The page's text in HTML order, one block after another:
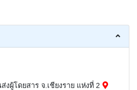
งผู้โดยสาร จ.เชียงราย แห่งที่ 2